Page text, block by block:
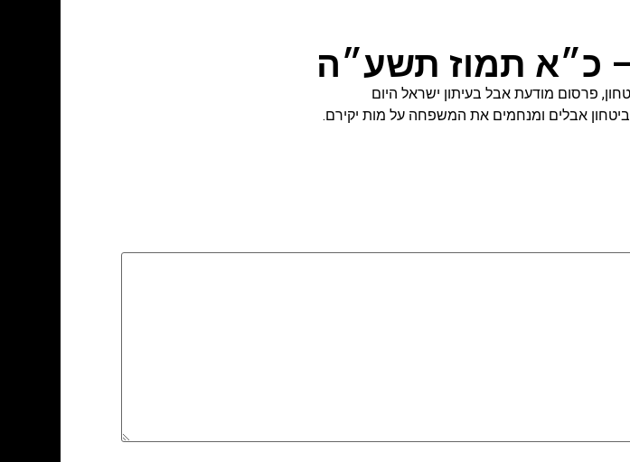
כ״א תמוז תשע״ה
, פרסום מודעת אבל בעיתון ישראל היום
אבלים ומנחמים את המשפחה על מות יקירם.